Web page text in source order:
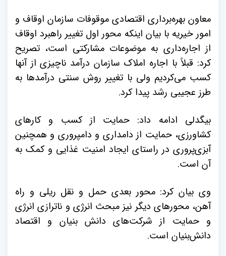
معاون بهره‌برداری اقتصادی موقوفات سازمان اوقاف و
امور خیریه با بیان اینکه محور اول تغییر راهبرد اوقاف
از اجاره‌داری به موضوعات مشارکتی است، تصریح
کرد: قبلاً با اجاره املاک سازمان درآمد ناچیزی از آنها
کسب می‌کردیم ولی با تغییر روش سنتی درآمدها به
طرز عجیبی رشد پیدا کرد.
بیگدلی ادامه داد: حمایت از کسب و کارهای
کشاورزی، حمایت از دامداری و دامپروری و همچنین
آبزی‌پروری در راستای ایجاد امنیت غذایی و کمک به
آن است.
وی بیان کرد: محور بعدی حمل و نقل ریلی و راه
آهن، محورهای دیگر نیز مبحث انرژی و ناترازی انرژی
و حمایت از شرکت‌های دانش بنیان و اقتصاد
دانش‌بنیان است.